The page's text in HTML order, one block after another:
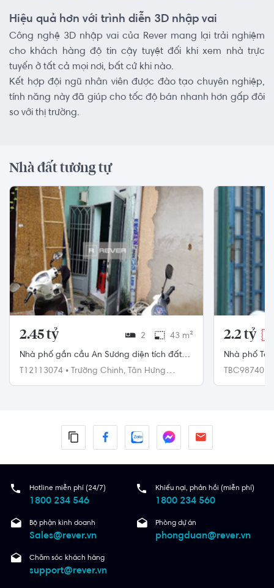
Hiệu quả hơn với trình diễn 3D nhập vai
Công nghệ 3D nhập vai của Rever mang lại trải nghiệm
cho khách hàng độ tin cậy tuyệt đối khi xem nhà trực
tuyến ở tất cả mọi nơi, bất cứ khi nào.
Kết hợp đội ngũ nhân viên được đào tạo chuyên nghiệp,
tính năng này đã giúp cho tốc độ bán nhanh hơn gấp đôi
so với thị trường.
Nhà đất tương tự
2.45 tỷ 2 43 m²
Nhà phố gần cầu An Sương diện tích đất
43m2, khu dân cư hiện hữu.
T12113074 • Trường Chinh, Tân Hưng
2.2 tỷ
Nhà phố
chuyển,
TBC98740•
Hotline miễn phí (24/7)
1800 234 546
Khiếu nại, phản hồi (miễn phí)
1800 234 560
Bộ phận kinh doanh
Sales@rever.vn
Phòng dự án
phongduan@rever.vn
Chăm sóc khách hàng
support@rever.vn